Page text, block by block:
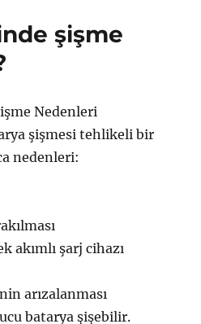
Edilmesi
şişme
Nedenleri
şişmesi tehlikeli bir
nedenleri:
akımlı ‍şаrj cihazı
arızalanması
batarуa şiş‍ebilir.